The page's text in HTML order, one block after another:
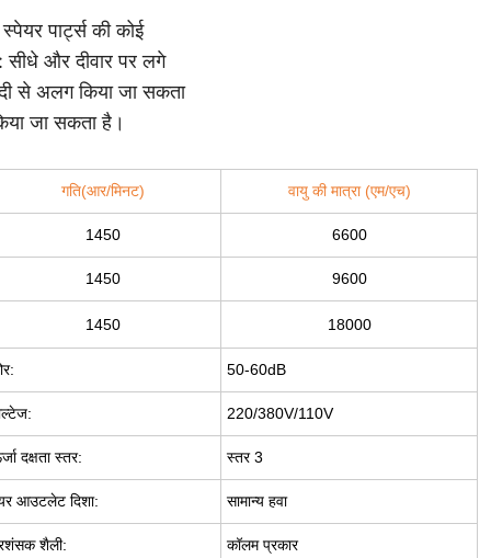
पार्ट्स की कोई
सीधे और दीवार पर लगे
से अलग किया जा सकता
जा सकता है।
गति(आर/मिनट) वायु की मात्रा (एम/एच)
1450 6600
1450 9600
1450 18000
50-60dB
220/380V/110V
दक्षता स्तर: स्तर 3
आउटलेट दिशा: सामान्य हवा
शैली: कॉलम प्रकार